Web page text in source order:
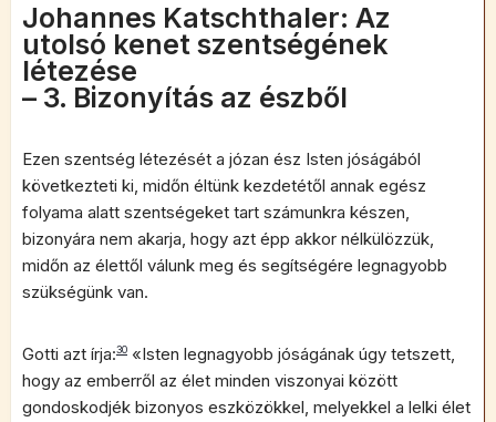
Johannes Katschthaler: Az
utolsó kenet szentségének
létezése
– 3. Bizonyítás az észből
Ezen szentség létezését a józan ész Isten jóságából
következteti ki, midőn éltünk kezdetétől annak egész
folyama alatt szentségeket tart számunkra készen,
bizonyára nem akarja, hogy azt épp akkor nélkülözzük,
midőn az élettől válunk meg és segítségére legnagyobb
szükségünk van.
Gotti azt írja:30 «Isten legnagyobb jóságának úgy tetszett,
hogy az emberről az élet minden viszonyai között
gondoskodjék bizonyos eszközökkel, melyekkel a lelki élet